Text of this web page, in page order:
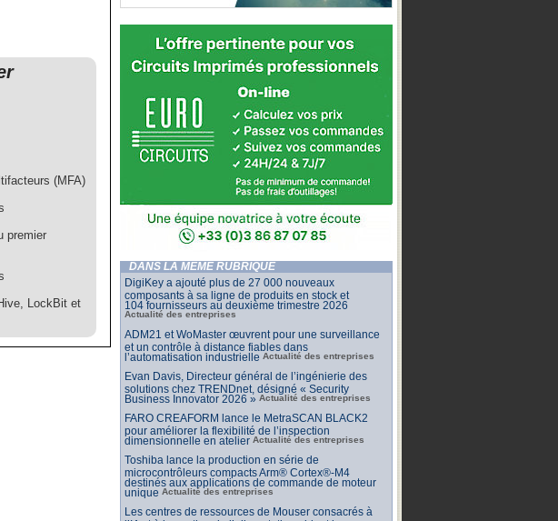
(MFA)
premier
LockBit et
DANS LA MÊME RUBRIQUE
DigiKey a ajouté plus de 27 000 nouveaux
composants à sa ligne de produits en stock et
104 fournisseurs au deuxième trimestre 2026
Actualité des entreprises
ADM21 et WoMaster œuvrent pour une surveillance
et un contrôle à distance fiables dans
l’automatisation industrielle Actualité des entreprises
Evan Davis, Directeur général de l’ingénierie des
solutions chez TRENDnet, désigné « Security
Business Innovator 2026 » Actualité des entreprises
FARO CREAFORM lance le MetraSCAN BLACK2
pour améliorer la flexibilité de l’inspection
dimensionnelle en atelier Actualité des entreprises
Toshiba lance la production en série de
microcontrôleurs compacts Arm® Cortex®-M4
destinés aux applications de commande de moteur
unique Actualité des entreprises
Les centres de ressources de Mouser consacrés à